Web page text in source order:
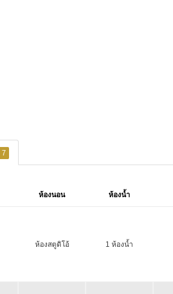
7
ห้องนอน ห้องน้ำ
ห้องสตูดิโอ้ 1 ห้องน้ำ